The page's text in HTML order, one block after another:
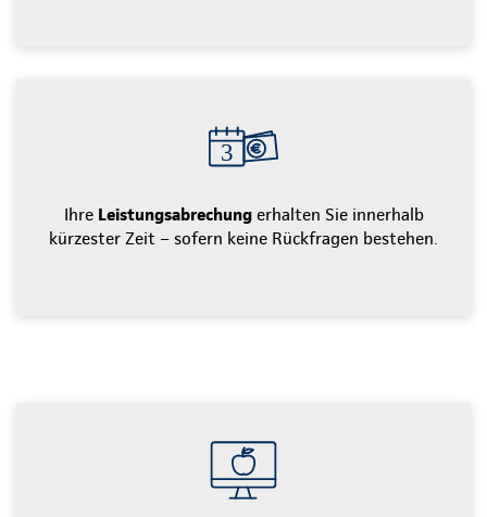
Ihre Leistungsabrechungerhalten Sie innerhalb
kürzester Zeit – sofern keine Rückfragen bestehen.